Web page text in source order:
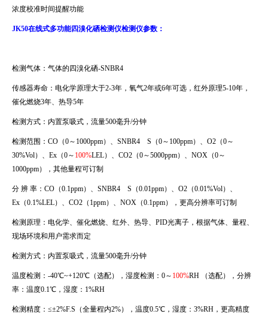
浓度校准时间提醒功能
JK50在线式多功能四溴化硒检测仪检测仪参数：
检测气体：气体的四溴化硒-SNBR4
传感器寿命：电化学原理大于2-3年，氧气2年或6年可选，红外原理5-10年，
催化燃烧3年、热导5年
检测方式：内置泵吸式，流量500毫升/分钟
检测范围： CO （0～ 1000ppm）、 SNBR4 S （0～ 100ppm）、 O2 （0～
30%Vol）、 Ex （0～ 100%LEL）、 CO2 （0～5000ppm）、 NOX （0～
1000ppm），其他量程可订制
分 辨 率： CO （0.1ppm）、 SNBR4 S （0.01ppm）、 O2 （0.01%Vol）、
Ex （0.1%LEL）、 CO2 （ 1ppm）、 NOX （0.1ppm），更高分辨率可订制
检测原理：电化学、催化燃烧、红外、热导、 PID光离子，根据气体、量程、
现场环境和用户需求而定
检测方式：内置泵吸式，流量500毫升/分钟
温度检测： -40℃~+120℃（选配），湿度检测： 0～ 100%RH
（选配），分辨
率：温度0.1℃，湿度： 1%RH
检测精度：≤±2%F.S （全量程内2%），温度0.5℃，湿度： 3%RH ，更高精度